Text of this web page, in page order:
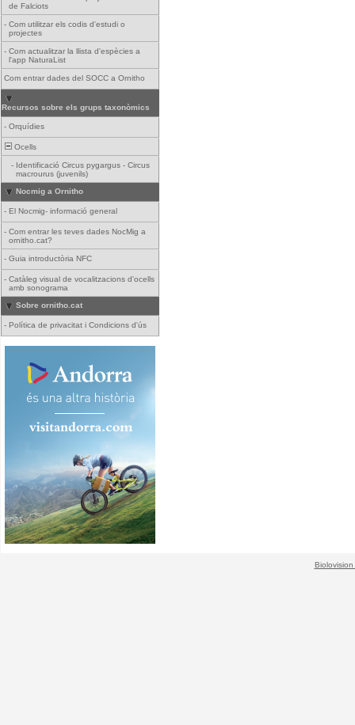
de Falciots
- Com utilitzar els codis d'estudi o
projectes
- Com actualitzar la llista d'espècies a
l'app NaturaList
Com entrar dades del SOCC a Ornitho
Recursos sobre els grups taxonòmics
- Orquídies
Ocells
- Identificació Circus pygargus - Circus
macrourus (juvenils)
Nocmig a Ornitho
- El Nocmig- informació general
- Com entrar les teves dades NocMig a
ornitho.cat?
- Guia introductòria NFC
- Catàleg visual de vocalitzacions d'ocells
amb sonograma
Sobre ornitho.cat
- Política de privacitat i Condicions d'ús
Biolovision